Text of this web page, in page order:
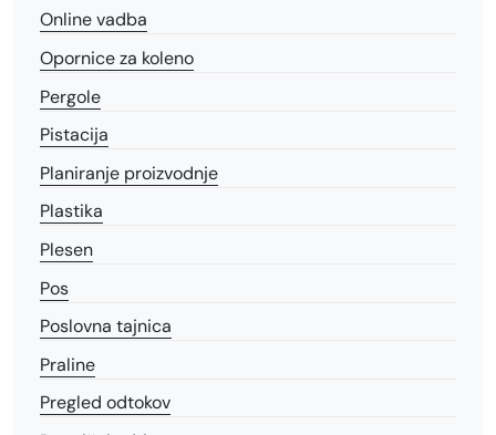
Online vadba
Opornice za koleno
Pergole
Pistacija
Planiranje proizvodnje
Plastika
Plesen
Pos
Poslovna tajnica
Praline
Pregled odtokov